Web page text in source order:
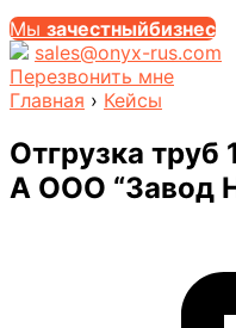
Мы зачестныйбизнес
sales@onyx-rus.com
Перезвонить мне
Главная › Кейсы
Отгрузка труб
А ООО “Завод